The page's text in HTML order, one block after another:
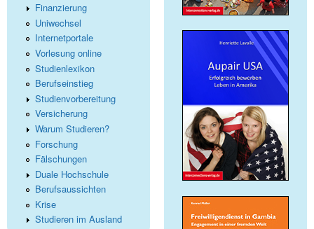
Finanzierung
Uniwechsel
Internetportale
Vorlesung online
Studienlexikon
Berufseinstieg
Studienvorbereitung
Versicherung
Warum Studieren?
Forschung
Fälschungen
Duale Hochschule
Berufsaussichten
Krise
Studieren im Ausland